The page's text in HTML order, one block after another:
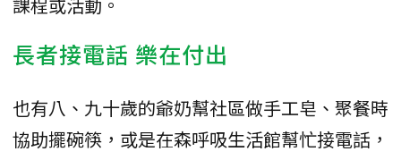
長者接電話 樂在付出
也有八、九十歲的爺奶幫社區做手工皂、聚餐時
協助擺碗筷，或是在森呼吸生活館幫忙接電話，